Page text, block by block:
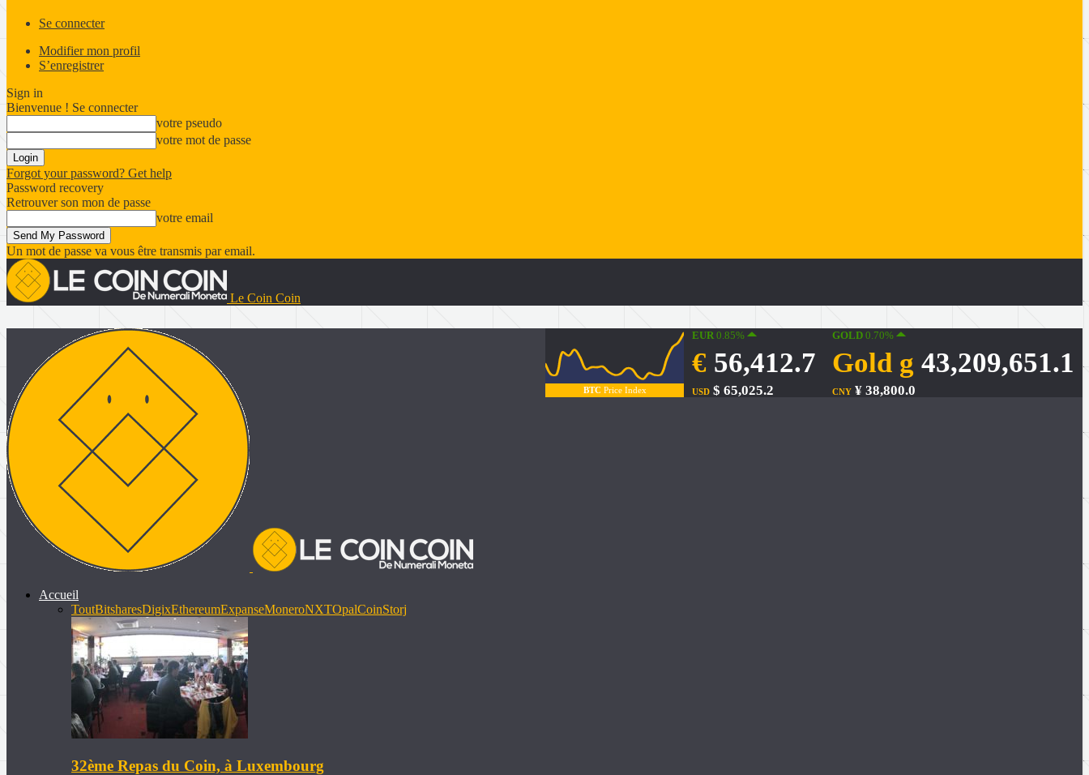
Se connecter
Modifier mon profil
S’enregistrer
Sign in
Bienvenue ! Se connecter
votre pseudo
votre mot de passe
Forgot your password? Get help
Password recovery
Retrouver son mon de passe
votre email
Un mot de passe va vous être transmis par email.
Le Coin Coin
BTCPrice Index
EUR0.85%
€ 56,412.7
USD $ 65,025.2
GOLD 0.70%
Gold g 43,209,651.1
CNY ¥ 38,800.0
Accueil
ToutBitsharesDigixEthereumExpanseMoneroNXTOpalCoinStorj
32ème Repas du Coin, à Luxembourg